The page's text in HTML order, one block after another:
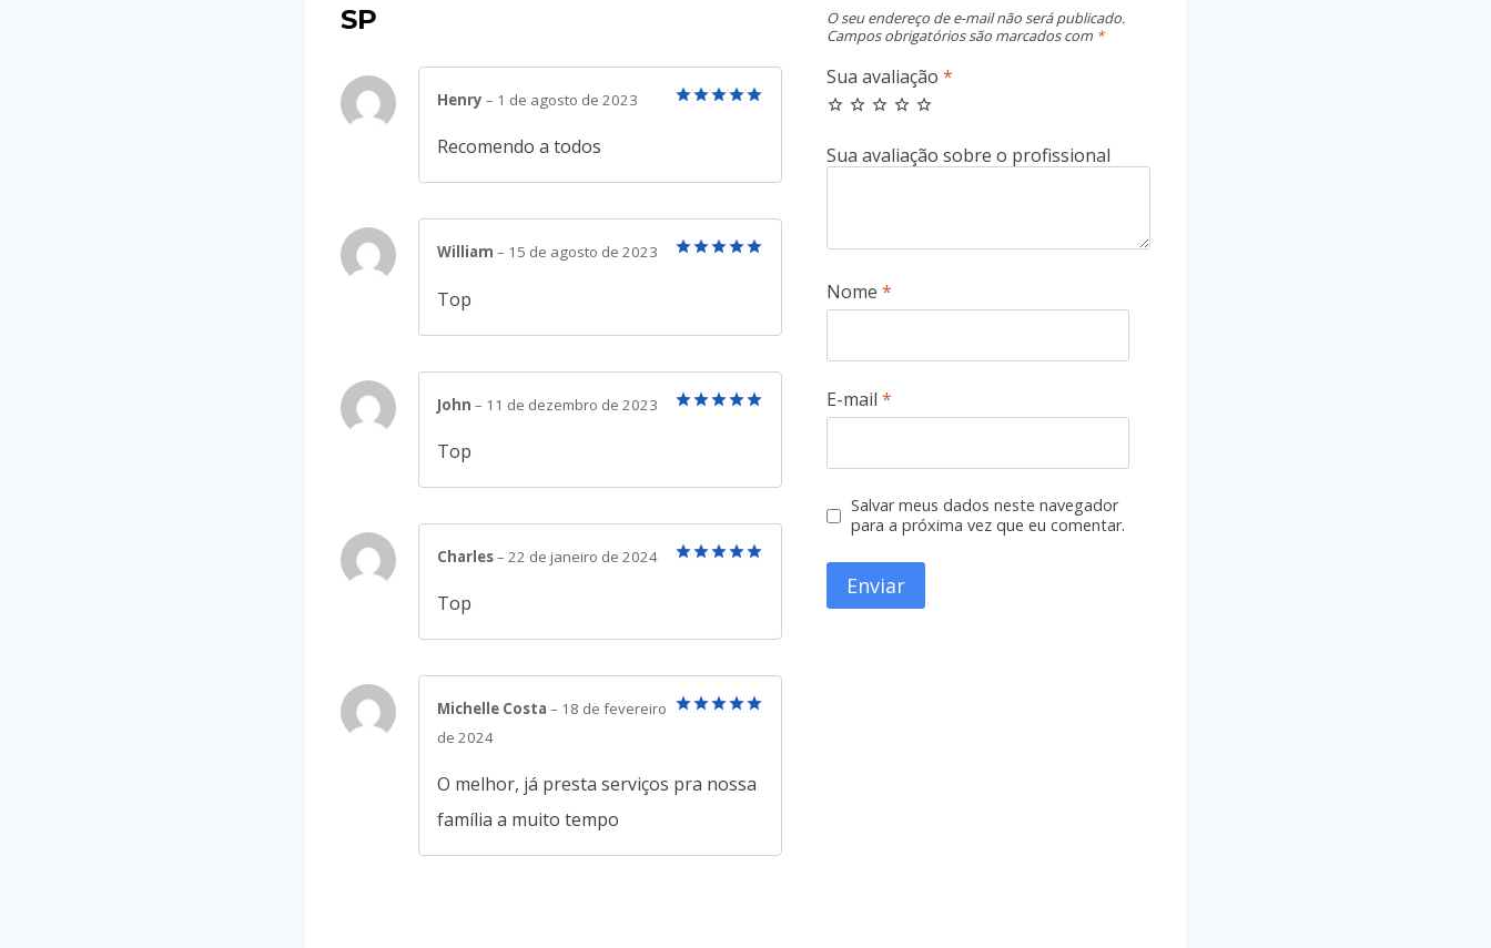
SP
Henry – 1 de agosto de 2023
Recomendo a todos
William – 15 de agosto de 2023
Top
John – 11 de dezembro de 2023
Top
Charles– 22 de janeiro de 2024
Top
Michelle Costa – 18 de fevereiro
de 2024
O melhor, já presta serviços pra nossa
família a muito tempo
O seu endereço de e-mail não será publicado.
Campos obrigatórios são marcados com *
Sua avaliação *
Nome *
E-mail *
Salvar meus dados neste navegador
para a próxima vez que eu comentar.